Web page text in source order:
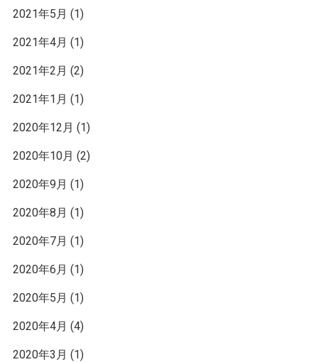
2021年5月 (1)
2021年4月 (1)
2021年2月 (2)
2021年1月 (1)
2020年12月 (1)
2020年10月 (2)
2020年9月 (1)
2020年8月 (1)
2020年7月 (1)
2020年6月 (1)
2020年5月 (1)
2020年4月 (4)
2020年3月 (1)